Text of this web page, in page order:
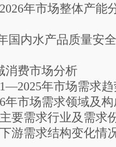
场整体产能
内水产品质量安全
市场分析
年市场需求趋势
场需求领域及构
行业及需求份
结构变化情况